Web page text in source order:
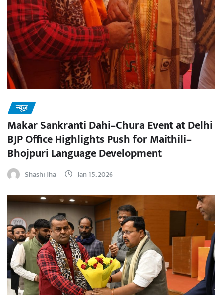
न्यूज़
Makar Sankranti Dahi–Chura Event at Delhi
BJP Office Highlights Push for Maithili–
Bhojpuri Language Development
Shashi Jha Jan 15, 2026